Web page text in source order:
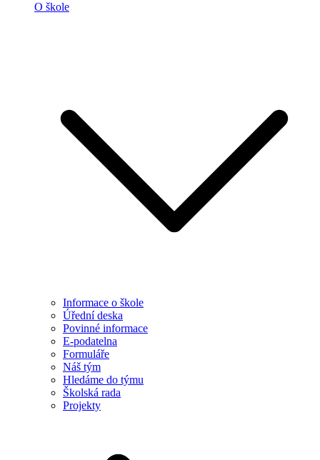
O škole
Informace o škole
Úřední deska
Povinné informace
E-podatelna
Formuláře
Náš tým
Hledáme do týmu
Školská rada
Projekty